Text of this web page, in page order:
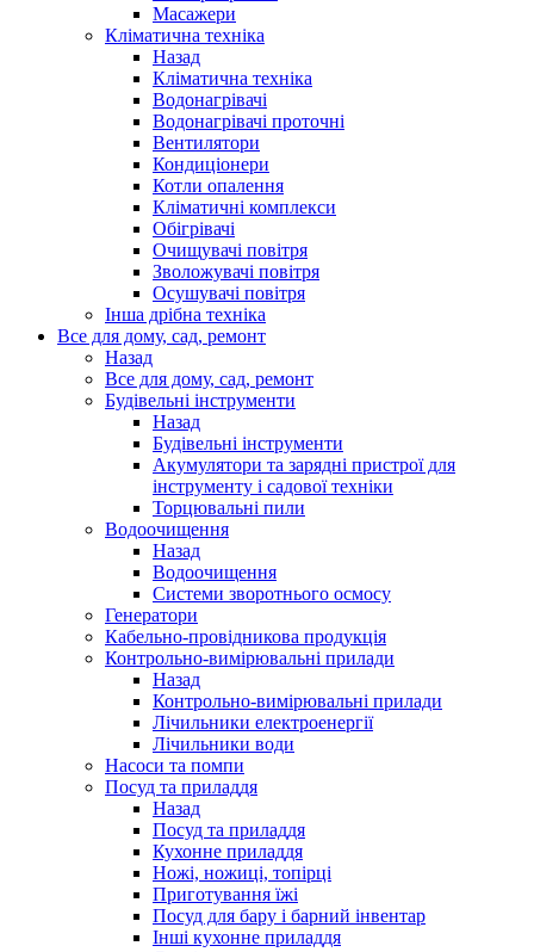
Масажери
Кліматична техніка
Назад
Кліматична техніка
Водонагрівачі
Водонагрівачі проточні
Вентилятори
Кондиціонери
Котли опалення
Кліматичні комплекси
Обігрівачі
Очищувачі повітря
Зволожувачі повітря
Осушувачі повітря
Інша дрібна техніка
Все для дому, сад, ремонт
Назад
Все для дому, сад, ремонт
Будівельні інструменти
Назад
Будівельні інструменти
Акумулятори та зарядні пристрої для
інструменту і садової техніки
Торцювальні пили
Водоочищення
Назад
Водоочищення
Системи зворотнього осмосу
Генератори
Кабельно-провідникова продукція
Контрольно-вимірювальні прилади
Назад
Контрольно-вимірювальні прилади
Лічильники електроенергії
Лічильники води
Насоси та помпи
Посуд та приладдя
Назад
Посуд та приладдя
Кухонне приладдя
Ножі, ножиці, топірці
Приготування їжі
Посуд для бару і барний інвентар
Інші кухонне приладдя